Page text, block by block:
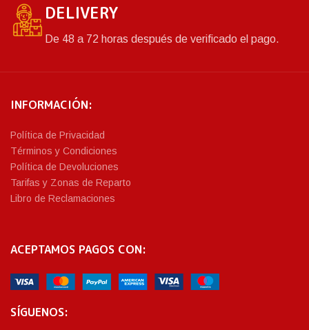
DELIVERY
De 48 a 72 horas después de verificado el pago.
INFORMACIÓN:
Política de Privacidad
Términos y Condiciones
Política de Devoluciones
Tarifas y Zonas de Reparto
Libro de Reclamaciones
ACEPTAMOS PAGOS CON:
SÍGUENOS: